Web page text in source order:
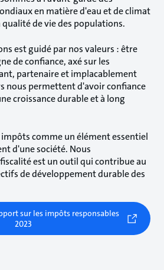
en matière d'eau et de climat
de vie des populations.
est guidé par nos valeurs : être
de confiance, axé sur les
partenaire et implacablement
nous permettent d'avoir confiance
croissance durable et à long
comme un élément essentiel
d'une société. Nous
est un outil qui contribue au
de développement durable des
sur les impôts responsables
2023